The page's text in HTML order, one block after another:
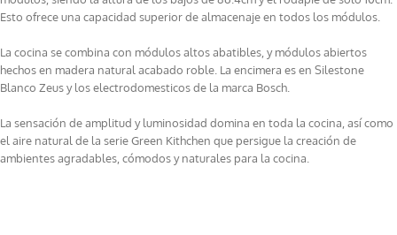
Esto ofrece una capacidad superior de almacenaje en todos los módulos.
La cocina se combina con módulos altos abatibles, y módulos abiertos
hechos en madera natural acabado roble. La encimera es en Silestone
Blanco Zeus y los electrodomesticos de la marca Bosch.
La sensación de amplitud y luminosidad domina en toda la cocina, así como
el aire natural de la serie Green Kithchen que persigue la creación de
ambientes agradables, cómodos y naturales para la cocina.